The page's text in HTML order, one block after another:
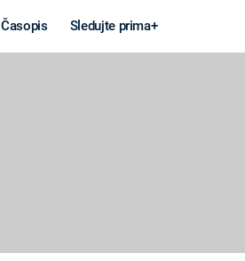
Časopis Sledujte prima+
MARS